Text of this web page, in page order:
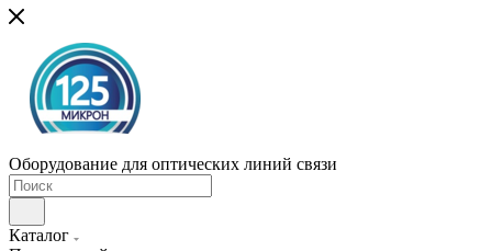
Оборудование для оптических линий связи
Каталог